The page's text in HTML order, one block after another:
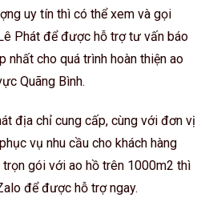
uy tín thì có thể xem và gọi
Phát để được hỗ trợ tư vấn báo
nhất cho quá trình hoàn thiện ao
Quãng Bình.
địa chỉ cung cấp, cùng với đơn vị
vụ nhu cầu cho khách hàng
gói với ao hồ trên 1000m2 thì
để được hỗ trợ ngay.